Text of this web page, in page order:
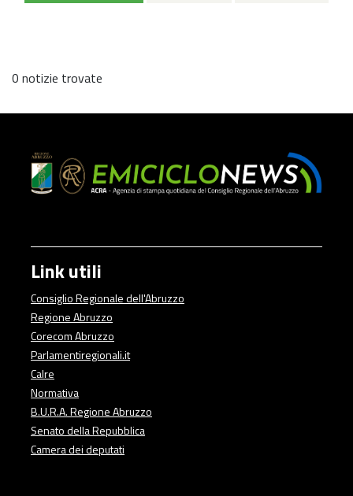
0 notizie trovate
Link utili
Consiglio Regionale dell'Abruzzo
Regione Abruzzo
Corecom Abruzzo
Parlamentiregionali.it
Calre
Normativa
B.U.R.A. Regione Abruzzo
Senato della Repubblica
Camera dei deputati